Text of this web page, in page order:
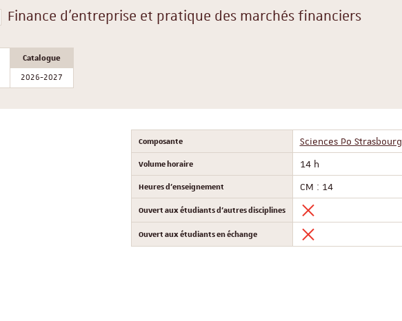
Finance d'entreprise et pratique des marchés financiers
Catalogue
2026-2027
Composante Sciences Po Strasbourg
Volume horaire 14 h
Heures d'enseignement CM : 14
Ouvert aux étudiants d'autres disciplines
Ouvert aux étudiants en échange